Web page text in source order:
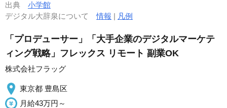
出典 小学館
デジタル大辞泉について情報 | 凡例
「プロデューサー」「大手企業のデジタルマーケテ
ィング戦略」フレックス リモート 副業OK
株式会社フラッグ
東京都 豊島区
月給43万円～